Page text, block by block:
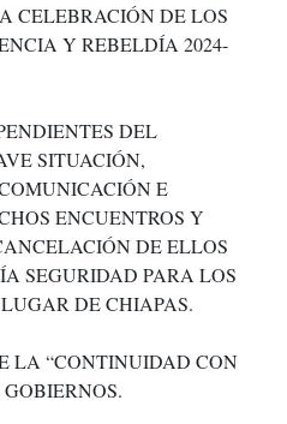
CELEBRACIÓN DE LOS
Y REBELDÍA 2024-
DEL
SITUACIÓN,
E
ENCUENTROS Y
DE ELLOS
SEGURIDAD PARA LOS
DE CHIAPAS.
LA “CONTINUIDAD CON